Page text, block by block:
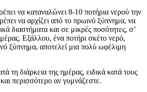
να καταναλώνει 8-10 ποτήρια νερού την
να αρχίζει από το πρωινό ξύπνημα, να
διαστήματα και σε μικρές ποσότητες, σ’
Εξάλλου, ένα ποτήρι σκέτο νερό,
ξύπνημα, αποτελεί μια πολύ ωφέλιμη
τη διάρκεια της ημέρας, ειδικά κατά τους
περισσότερο αν γυμνάζεστε.